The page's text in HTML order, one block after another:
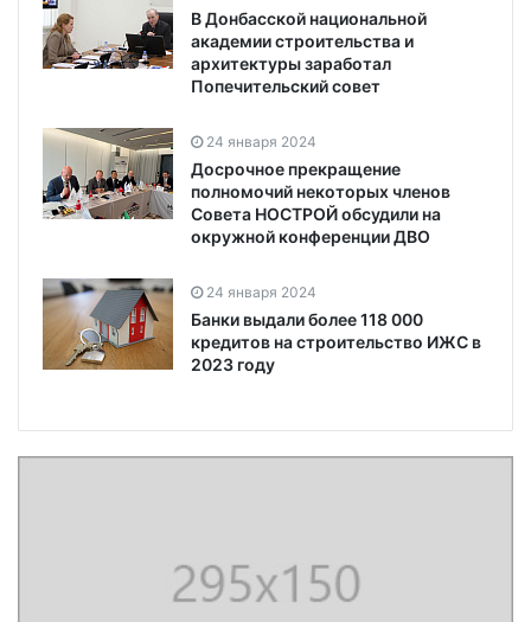
В Донбасской национальной
академии строительства и
архитектуры заработал
Попечительский совет
24 января 2024
Досрочное прекращение
полномочий некоторых членов
Совета НОСТРОЙ обсудили на
окружной конференции ДВО
24 января 2024
Банки выдали более 118 000
кредитов на строительство ИЖС в
2023 году